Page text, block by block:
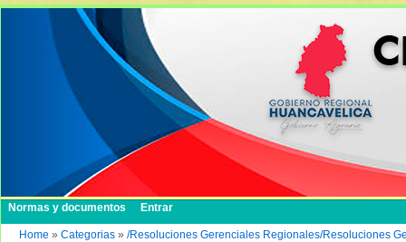
Normas y documentos Entrar
Home » Categorias » /Resoluciones Gerenciales Regionales/Resoluciones